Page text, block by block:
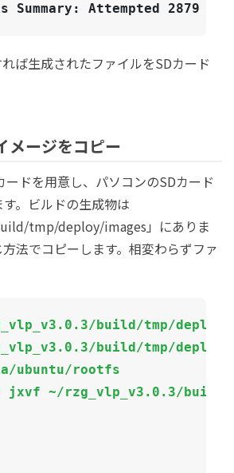
Summary: Attempted
ば生成されたファイルをSDカード
メージをコピー
ードを用意し、パソコンのSDカード
。ビルドの生成物は
tmp/deploy/images」にありま
法でコピーします。相変わらずファ
build/tmp/deploy/
build/tmp/deploy/
ubuntu/rootfs
jxvf ~/rzg_vlp_v3.0.3/build/